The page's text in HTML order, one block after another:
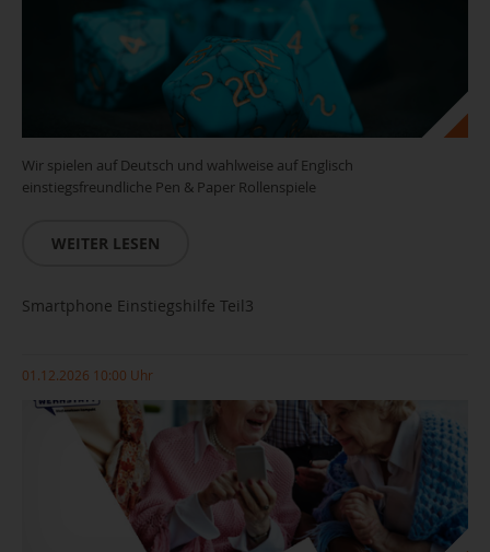
Wir spielen auf Deutsch und wahlweise auf Englisch
einstiegsfreundliche Pen & Paper Rollenspiele
WEITER LESEN
Smartphone Einstiegshilfe Teil3
01.12.2026 10:00 Uhr